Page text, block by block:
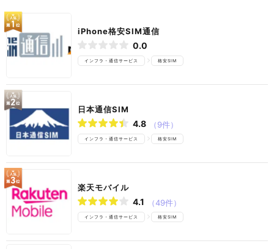
iPhone格安SIM通信
0.0
インフラ・通信サービス 格安SIM
日本通信SIM
4.8 （9件）
インフラ・通信サービス 格安SIM
楽天モバイル
4.1 （49件）
インフラ・通信サービス 格安SIM